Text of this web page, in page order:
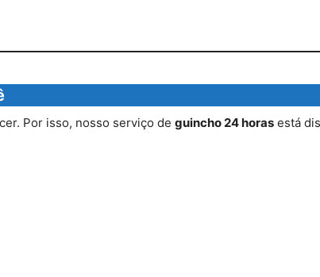
Por isso, nosso serviço de guincho 24 horasestá